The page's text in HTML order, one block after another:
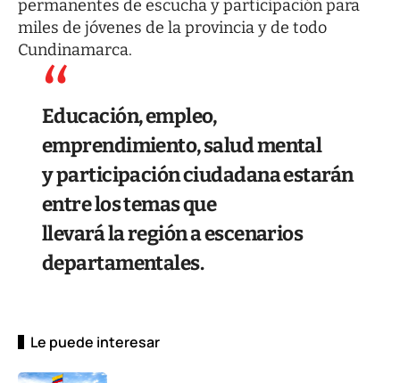
permanentes de escucha y participación para
miles de jóvenes de la provincia y de todo
Cundinamarca.
Educación, empleo,
emprendimiento, salud mental
y participación ciudadana estarán
entre los temas que
llevará la región a escenarios
departamentales.
Le puede interesar